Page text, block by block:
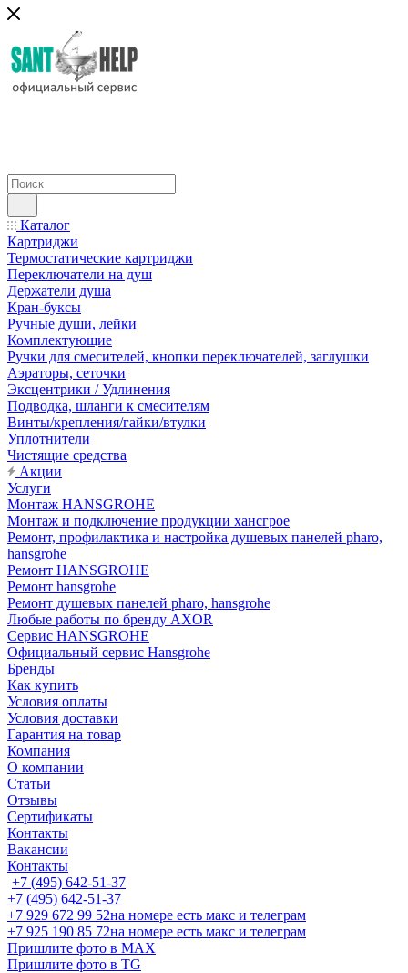
Каталог
Картриджи
Термостатические картриджи
Переключатели на душ
Держатели душа
Кран-буксы
Ручные души, лейки
Комплектующие
Ручки для смесителей, кнопки переключателей, заглушки
Аэраторы, сеточки
Эксцентрики / Удлинения
Подводка, шланги к смесителям
Винты/крепления/гайки/втулки
Уплотнители
Чистящие средства
Акции
Услуги
Монтаж HANSGROHE
Монтаж и подключение продукции хансгрое
Ремонт, профилактика и настройка душевых панелей pharo,
hansgrohe
Ремонт HANSGROHE
Ремонт hansgrohe
Ремонт душевых панелей pharo, hansgrohe
Любые работы по бренду AXOR
Сервис HANSGROHE
Официальный сервис Hansgrohe
Бренды
Как купить
Условия оплаты
Условия доставки
Гарантия на товар
Компания
О компании
Статьи
Отзывы
Сертификаты
Контакты
Вакансии
Контакты
+7 (495) 642-51-37
+7 (495) 642-51-37
+7 929 672 99 52на номере есть макс и телеграм
+7 925 190 85 72на номере есть макс и телеграм
Пришлите фото в MAX
Пришлите фото в TG